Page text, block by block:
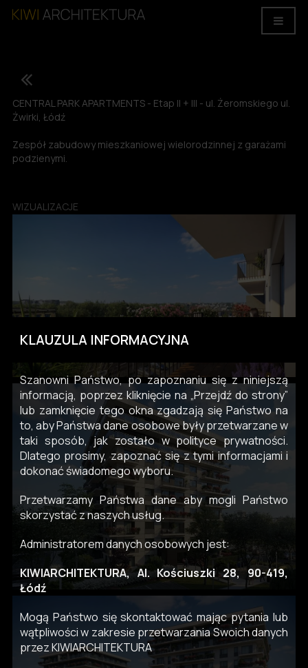
CENTRAL PARK APARTMENTS - Etap II + III - ul. Żeromskiego ul.
Żwirki, Łódź
Zespół zabudowy mieszkaniowej wielorodzinnej z garażami
podzienymi.
WIZUALIZACJE
KLAUZULA INFORMACYJNA
Szanowni Państwo, po zapoznaniu się z niniejszą
informacją, poprzez kliknięcie na „Przejdź do strony”
lub zamknięcie tego okna zgadzają się Państwo na
to, aby Państwa dane osobowe były przetwarzane w
taki sposób, jak zostało w polityce prywatności.
Dlatego prosimy, zapoznać się z tymi informacjami i
dokonać świadomego wyboru.
Przetwarzamy Państwa dane aby mogli Państwo
skorzystać z naszych usług.
Administratorem danych osobowych jest:
KIWIARCHITEKTURA, Al. Kościuszki 28, 90-419,
Łódź
Mogą Państwo się skontaktować mając pytania lub
wątpliwości w zakresie przetwarzania Swoich danych
przez KIWIARCHITEKTURA